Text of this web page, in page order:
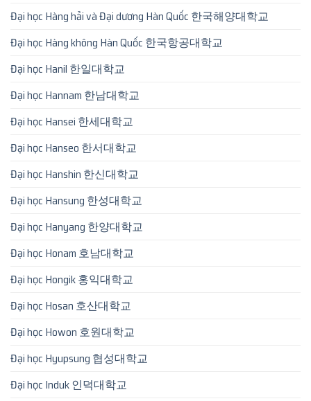
Đại học Hàng hải và Đại dương Hàn Quốc 한국해양대학교
Đại học Hàng không Hàn Quốc 한국항공대학교
Đại học Hanil 한일대학교
Đại học Hannam 한남대학교
Đại học Hansei 한세대학교
Đại học Hanseo 한서대학교
Đại học Hanshin 한신대학교
Đại học Hansung 한성대학교
Đại học Hanyang 한양대학교
Đại học Honam 호남대학교
Đại học Hongik 홍익대학교
Đại học Hosan 호산대학교
Đại học Howon 호원대학교
Đại học Hyupsung 협성대학교
Đại học Induk 인덕대학교